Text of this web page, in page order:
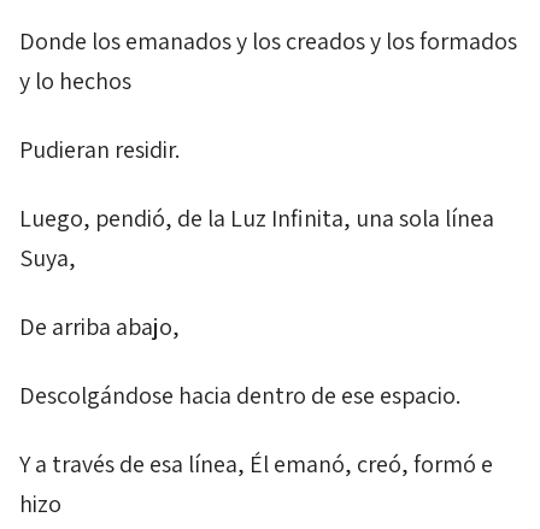
Donde los emanados y los creados y los formados
y lo hechos
Pudieran residir.
Luego, pendió, de la Luz Infinita, una sola línea
Suya,
De arriba abajo,
Descolgándose hacia dentro de ese espacio.
Y a través de esa línea, Él emanó, creó, formó e
hizo